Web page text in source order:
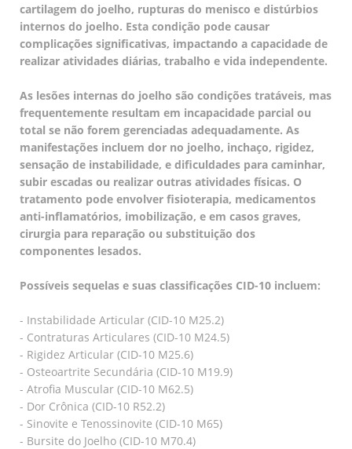
cartilagem do joelho, rupturas do menisco e distúrbios
internos do joelho. Esta condição pode causar
complicações significativas, impactando a capacidade de
realizar atividades diárias, trabalho e vida independente.
As lesões internas do joelho são condições tratáveis, mas
frequentemente resultam em incapacidade parcial ou
total se não forem gerenciadas adequadamente. As
manifestações incluem dor no joelho, inchaço, rigidez,
sensação de instabilidade, e dificuldades para caminhar,
subir escadas ou realizar outras atividades físicas. O
tratamento pode envolver fisioterapia, medicamentos
anti-inflamatórios, imobilização, e em casos graves,
cirurgia para reparação ou substituição dos
componentes lesados.
Possíveis sequelas e suas classificações CID-10 incluem:
- Instabilidade Articular (CID-10 M25.2)
- Contraturas Articulares (CID-10 M24.5)
- Rigidez Articular (CID-10 M25.6)
- Osteoartrite Secundária (CID-10 M19.9)
- Atrofia Muscular (CID-10 M62.5)
- Dor Crônica (CID-10 R52.2)
- Sinovite e Tenossinovite (CID-10 M65)
- Bursite do Joelho (CID-10 M70.4)